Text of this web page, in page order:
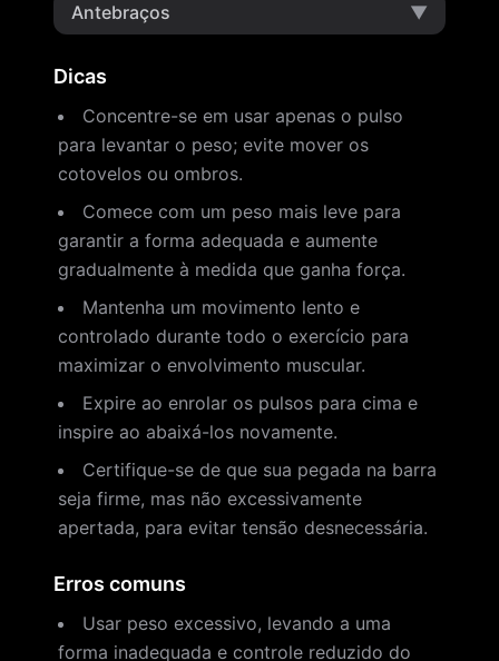
Antebraços
▼
Dicas
Concentre-se em usar apenas o pulso
para levantar o peso; evite mover os
cotovelos ou ombros.
Comece com um peso mais leve para
garantir a forma adequada e aumente
gradualmente à medida que ganha força.
Mantenha um movimento lento e
controlado durante todo o exercício para
maximizar o envolvimento muscular.
Expire ao enrolar os pulsos para cima e
inspire ao abaixá-los novamente.
Certifique-se de que sua pegada na barra
seja firme, mas não excessivamente
apertada, para evitar tensão desnecessária.
Erros comuns
Usar peso excessivo, levando a uma
forma inadequada e controle reduzido do